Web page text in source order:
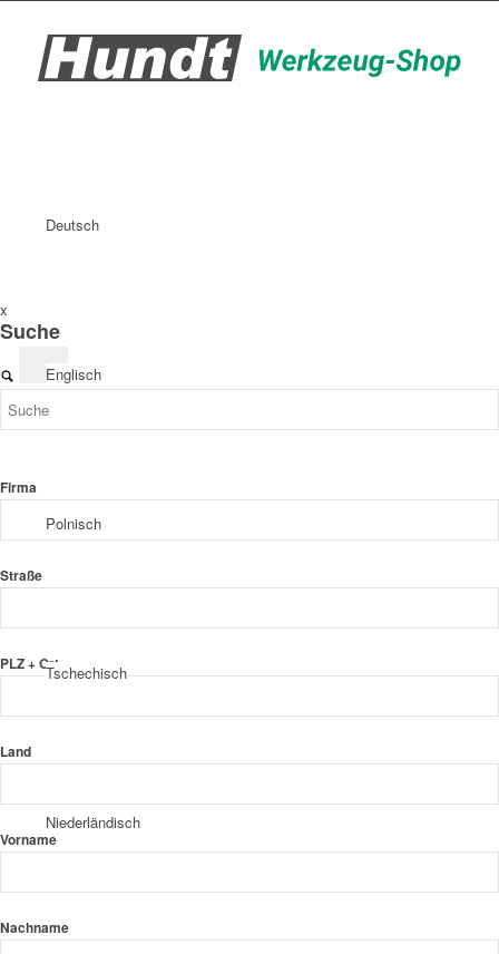
Deutsch
Englisch
Polnisch
Tschechisch
Niederländisch
x
Suche
Firma
Straße
PLZ + Ort
Land
Vorname
Nachname